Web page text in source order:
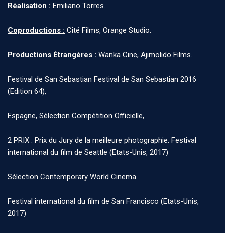
Réalisation : Emiliano Torres.
Coproductions : Cité Films, Orange Studio.
Productions Étrangères : Wanka Cine, Ajimolido Films.
Festival de San Sebastian Festival de San Sebastian 2016
(Edition 64),
Espagne, Sélection Compétition Officielle,
2 PRIX : Prix du Jury de la meilleure photographie. Festival
international du film de Seattle (Etats-Unis, 2017)
Sélection Contemporary World Cinema.
Festival international du film de San Francisco (Etats-Unis,
2017)